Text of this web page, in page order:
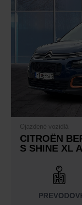
Ojazdené vozidlá
CITROËN
S SHINE XL